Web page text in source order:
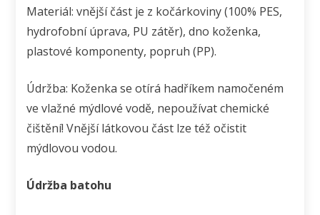
Materiál: vnější část je z kočárkoviny (100% PES,
hydrofobní úprava, PU zátěr), dno koženka,
plastové komponenty, popruh (PP).
Údržba: Koženka se otírá hadříkem namočeném
ve vlažné mýdlové vodě, nepoužívat chemické
čištění! Vnější látkovou část lze též očistit
mýdlovou vodou.
Údržba batohu